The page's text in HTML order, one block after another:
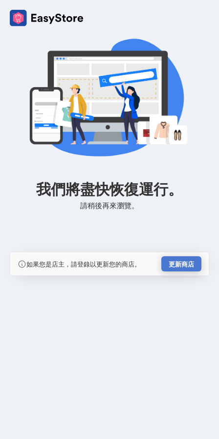
我們將盡快恢復運行。
請稍後再來瀏覽。
如果您是店主，請登錄以更新您的商店。 更新商店